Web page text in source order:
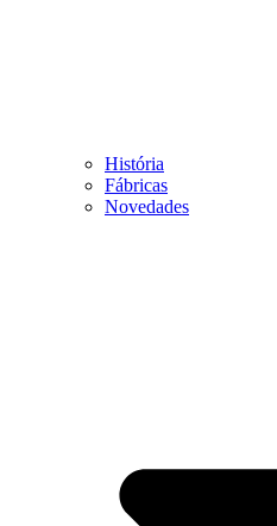
História
Fábricas
Novedades